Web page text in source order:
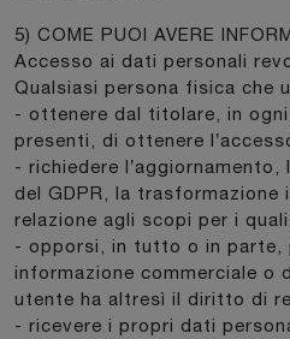
5) COME PUOI AVERE
Accesso ai dati personali
Qualsiasi persona fisica che
- ottenere dal titolare, in
presenti, di ottenere
- richiedere
del GDPR, la
relazione agli scopi per i
- opporsi, in tutto o in parte,
informazione commerciale o
utente ha altresì il diritto di
- ricevere i propri dati